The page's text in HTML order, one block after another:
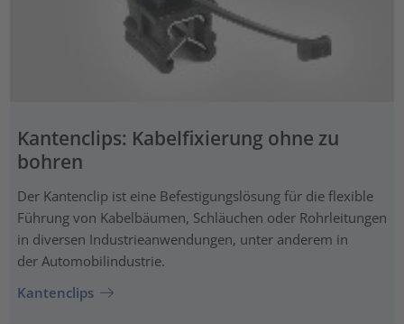
Kantenclips: Kabelfixierung ohne zu
bohren
Der Kantenclip ist eine Befestigungslösung für die flexible
Führung von Kabelbäumen, Schläuchen oder Rohrleitungen
in diversen Industrieanwendungen, unter anderem in
der Automobilindustrie.
Kantenclips